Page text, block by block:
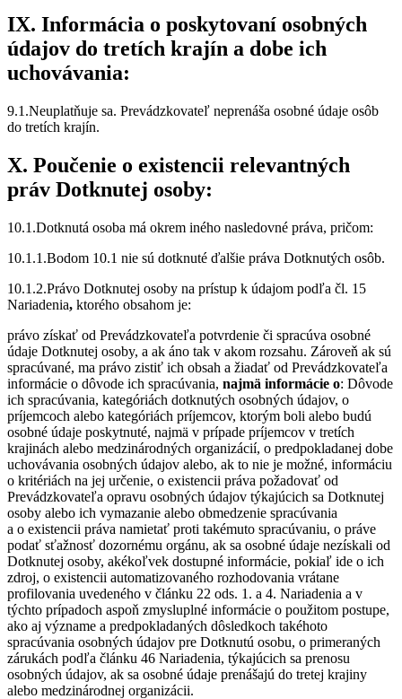
IX. Informácia o poskytovaní osobných
údajov do tretích krajín a dobe ich
uchovávania:
9.1.Neuplatňuje sa. Prevádzkovateľ neprenáša osobné údaje osôb
do tretích krajín.
X. Poučenie o existencii relevantných
práv Dotknutej osoby:
10.1.Dotknutá osoba má okrem iného nasledovné práva, pričom:
10.1.1.Bodom 10.1 nie sú dotknuté ďalšie práva Dotknutých osôb.
10.1.2.Právo Dotknutej osoby na prístup k údajom podľa čl. 15
Nariadenia, ktorého obsahom je:
právo získať od Prevádzkovateľa potvrdenie či spracúva osobné
údaje Dotknutej osoby, a ak áno tak v akom rozsahu. Zároveň ak sú
spracúvané, ma právo zistiť ich obsah a žiadať od Prevádzkovateľa
informácie o dôvode ich spracúvania, najmä informácie o: Dôvode
ich spracúvania, kategóriách dotknutých osobných údajov, o
príjemcoch alebo kategóriách príjemcov, ktorým boli alebo budú
osobné údaje poskytnuté, najmä v prípade príjemcov v tretích
krajinách alebo medzinárodných organizácií, o predpokladanej dobe
uchovávania osobných údajov alebo, ak to nie je možné, informáciu
o kritériách na jej určenie, o existencii práva požadovať od
Prevádzkovateľa opravu osobných údajov týkajúcich sa Dotknutej
osoby alebo ich vymazanie alebo obmedzenie spracúvania
a o existencii práva namietať proti takémuto spracúvaniu, o práve
podať sťažnosť dozornému orgánu, ak sa osobné údaje nezískali od
Dotknutej osoby, akékoľvek dostupné informácie, pokiaľ ide o ich
zdroj, o existencii automatizovaného rozhodovania vrátane
profilovania uvedeného v článku 22 ods. 1. a 4. Nariadenia a v
týchto prípadoch aspoň zmysluplné informácie o použitom postupe,
ako aj význame a predpokladaných dôsledkoch takéhoto
spracúvania osobných údajov pre Dotknutú osobu, o primeraných
zárukách podľa článku 46 Nariadenia, týkajúcich sa prenosu
osobných údajov, ak sa osobné údaje prenášajú do tretej krajiny
alebo medzinárodnej organizácii.